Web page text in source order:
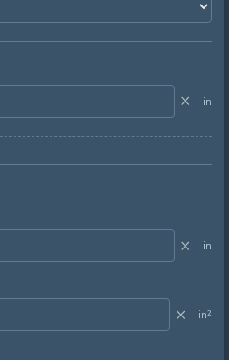
× in
× in
× in²